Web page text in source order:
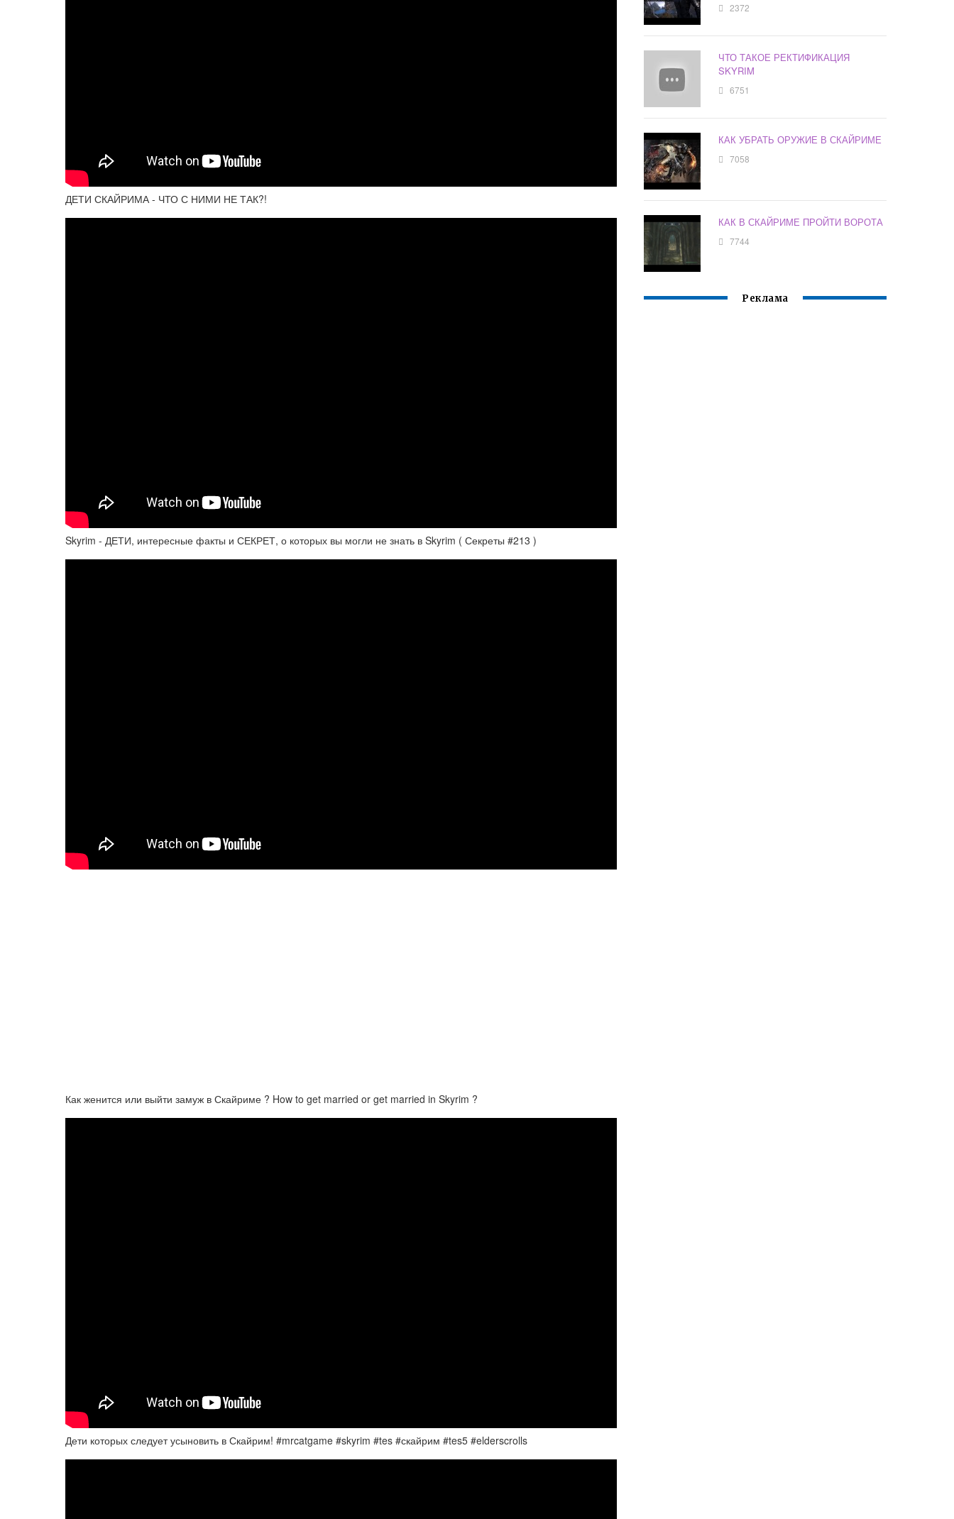
ДЕТИ СКАЙРИМА - ЧТО С НИМИ НЕ ТАК?!
Skyrim - ДЕТИ, интересные факты и СЕКРЕТ, о которых вы могли не знать в Skyrim ( Секреты #213 )
Как женится или выйти замуж в Скайриме ? How to get married or get married in Skyrim ?
Дети которых следует усыновить в Скайрим! #mrcatgame #skyrim #tes #скайрим #tes5 #elderscrolls
2372
ЧТО ТАКОЕ РЕКТИФИКАЦИЯ
SKYRIM
6751
КАК УБРАТЬ ОРУЖИЕ В СКАЙРИМЕ
7058
КАК В СКАЙРИМЕ ПРОЙТИ ВОРОТА
7744
Реклама